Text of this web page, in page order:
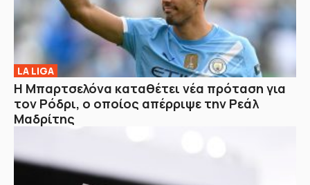
LA LIGA
Η Μπαρτσελόνα καταθέτει νέα πρόταση για
τον Ρόδρι, ο οποίος απέρριψε την Ρεάλ
Μαδρίτης